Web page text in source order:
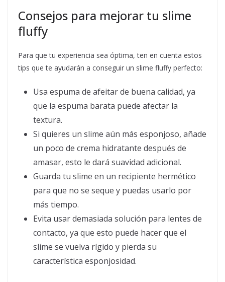
Consejos para mejorar tu slime
fluffy
Para que tu experiencia sea óptima, ten en cuenta estos
tips que te ayudarán a conseguir un slime fluffy perfecto:
Usa espuma de afeitar de buena calidad, ya
que la espuma barata puede afectar la
textura.
Si quieres un slime aún más esponjoso, añade
un poco de crema hidratante después de
amasar, esto le dará suavidad adicional.
Guarda tu slime en un recipiente hermético
para que no se seque y puedas usarlo por
más tiempo.
Evita usar demasiada solución para lentes de
contacto, ya que esto puede hacer que el
slime se vuelva rígido y pierda su
característica esponjosidad.